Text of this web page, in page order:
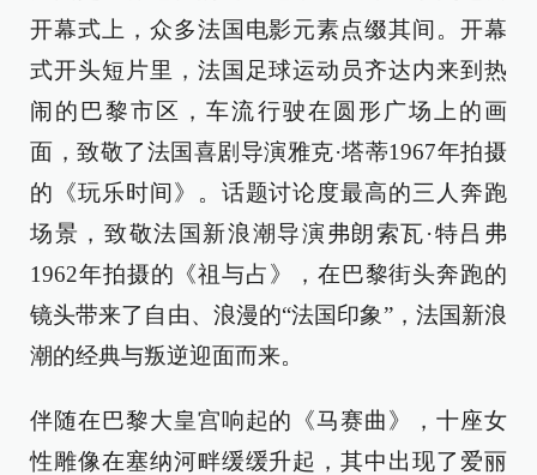
开幕式上，众多法国电影元素点缀其间。开幕
式开头短片里，法国足球运动员齐达内来到热
闹的巴黎市区，车流行驶在圆形广场上的画
面，致敬了法国喜剧导演雅克·塔蒂1967年拍摄
的《玩乐时间》。话题讨论度最高的三人奔跑
场景，致敬法国新浪潮导演弗朗索瓦·特吕弗
1962年拍摄的《祖与占》，在巴黎街头奔跑的
镜头带来了自由、浪漫的“法国印象”，法国新浪
潮的经典与叛逆迎面而来。
伴随在巴黎大皇宫响起的《马赛曲》，十座女
性雕像在塞纳河畔缓缓升起，其中出现了爱丽